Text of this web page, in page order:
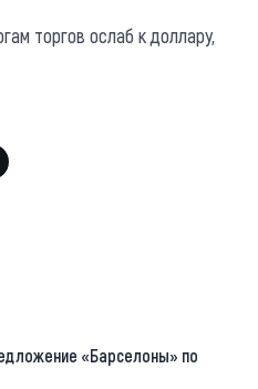
торгов ослаб к доллару,
«Барселоны» по